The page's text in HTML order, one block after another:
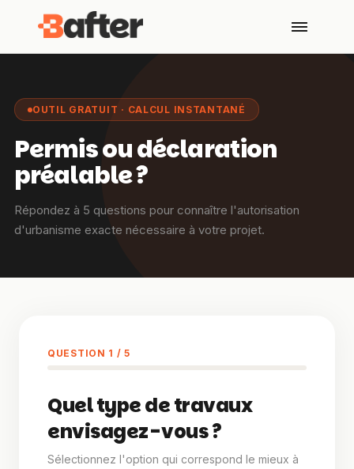
OUTIL GRATUIT · CALCUL INSTANTANÉ
Permis ou déclaration
préalable ?
Répondez à 5 questions pour connaître l'autorisation
d'urbanisme exacte nécessaire à votre projet.
QUESTION 1 /5
Quel type de travaux
envisagez-vous ?
Sélectionnez l'option qui correspond le mieux à